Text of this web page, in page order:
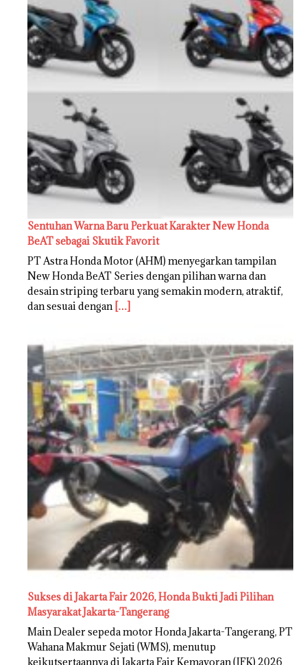
Sentuhan Warna Baru Perkuat Karakter New Honda
BeAT sebagai Skutik Favorit
PT Astra Honda Motor (AHM) menyegarkan tampilan
New Honda BeAT Series dengan pilihan warna dan
desain striping terbaru yang semakin modern, atraktif,
dan sesuai dengan […]
Sukses di Jakarta Fair 2026, Honda Bukti Jadi Pilihan
Masyarakat Jakarta-Tangerang
Main Dealer sepeda motor Honda Jakarta-Tangerang, PT
Wahana Makmur Sejati (WMS), menutup
keikutsertaannya di Jakarta Fair Kemayoran (JFK) 2026